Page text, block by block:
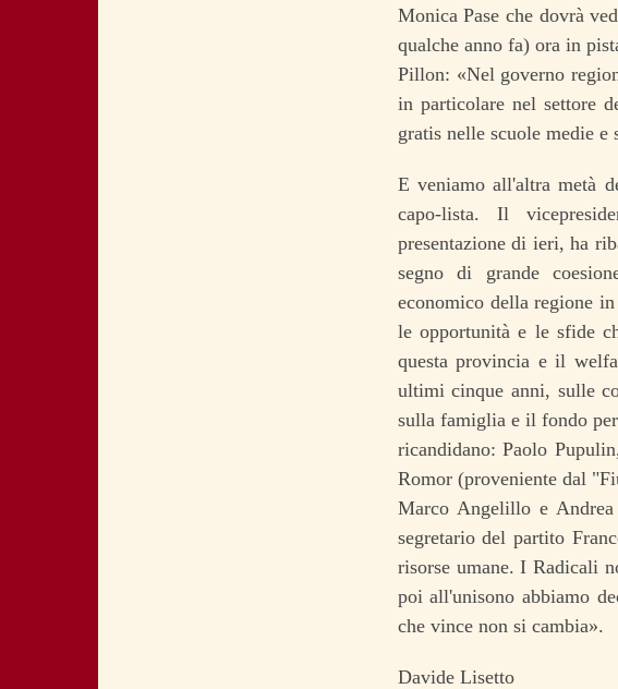
Monica Pase che dovrà
qualche anno fa) ora in
Pillon: «Nel governo
in particolare nel settore
gratis nelle scuole medie e
E veniamo all'altra metà
capo-lista. Il
presentazione di ieri, ha
segno di grande
economico della regione
le opportunità e le sfide
questa provincia e il
ultimi cinque anni, sulle
sulla famiglia e il fondo
ricandidano: Paolo
Romor (proveniente dal
Marco Angelillo e
segretario del partito
risorse umane. I Radicali
poi all'unisono abbiamo
che vince non si cambia».
Davide Lisetto